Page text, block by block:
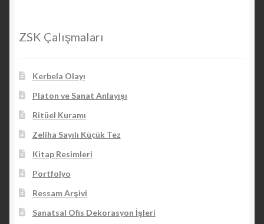
ZSK Çalışmaları
Kerbela Olayı
Platon ve Sanat Anlayışı
Ritüel Kuramı
Zeliha Sayılı Küçük Tez
Kitap Resimleri
Portfolyo
Ressam Arşivi
Sanatsal Ofis Dekorasyon İşleri